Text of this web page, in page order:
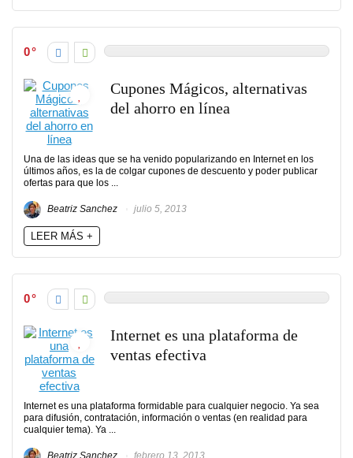
0
Cupones Mágicos, alternativas
del ahorro en línea
Una de las ideas que se ha venido popularizando en Internet en los
últimos años, es la de colgar cupones de descuento y poder publicar
ofertas para que los ...
Beatriz Sanchez julio 5, 2013
LEER MÁS +
0
Internet es una plataforma de
ventas efectiva
Internet es una plataforma formidable para cualquier negocio. Ya sea
para difusión, contratación, información o ventas (en realidad para
cualquier tema). Ya ...
Beatriz Sanchez febrero 13, 2013